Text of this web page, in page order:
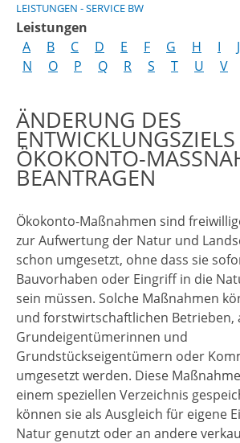
LEISTUNGEN - SERVICE BW
Leistungen
A
B C D E F G H I J
N
O P Q R S T U V
ÄNDERUNG DES
ÖKOKONTO-
EANTRAGEN
Ökokonto-Maßnahmen sind
zur Aufwertung der Natur und
schon umgesetzt, ohne dass sie
Bauvorhaben oder Eingriff in die
sein müssen. Solche Maßnahmen
und forstwirtschaftlichen Betrieben,
Grundeigentümerinnen und
Grundstückseigentümern oder
umgesetzt werden. Diese
einem speziellen Verzeichnis
können sie als Ausgleich für eigene
Natur genutzt oder an andere